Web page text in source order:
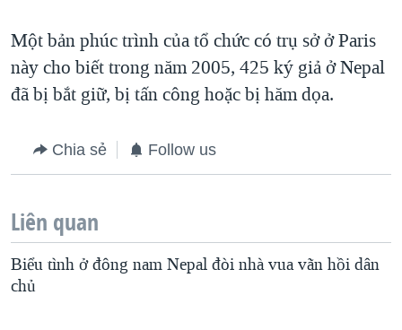
Một bản phúc trình của tổ chức có trụ sở ở Paris
này cho biết trong năm 2005, 425 ký giả ở Nepal
đã bị bắt giữ, bị tấn công hoặc bị hăm dọa.
Chia sẻ Follow us
Liên quan
Biểu tình ở đông nam Nepal đòi nhà vua vãn hồi dân
chủ